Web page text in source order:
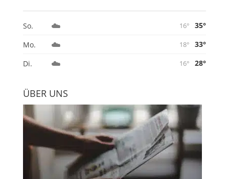
So. ☁️ 16°
35°
Mo.
☁️ 18°
33°
Di.
☁️ 16° 28°
ÜBER UNS